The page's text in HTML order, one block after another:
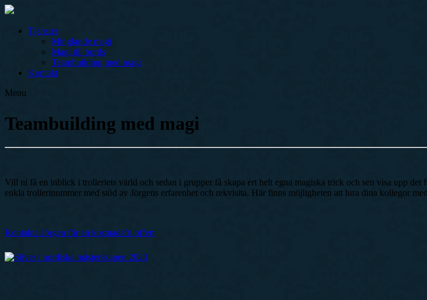
Tjänster
Minglande magi
Magi till bords
Teambuilding med magi
Kontakt
Menu
Teambuilding med magi
Vill ni få en inblick i trolleriets värld och sedan i grupper få skapa ert helt egna magiska trick och sen visa upp
enkla trollerinummer med stöd av Jörgens erfarenhet och rekvisita. Här finns möjligheten att lura dina kollegor
Kontakta Jörgen för en kostnadsfri offert